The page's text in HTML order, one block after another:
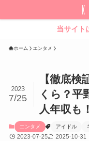
当サイトは、海外在住
ホーム エンタメ
【徹底
くら？平
人年収も！
2023
7/25
エンタメ アイドル
2023-07-25 2025-10-31